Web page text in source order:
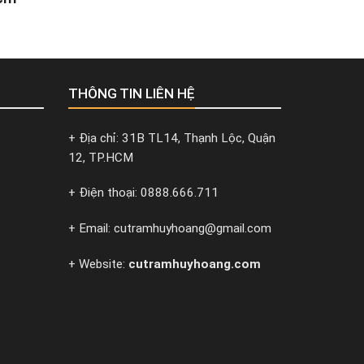
THÔNG TIN LIÊN HỆ
+ Địa chỉ: 31B TL14, Thạnh Lộc, Quận
12, TP.HCM
+ Điện thoại: 0888.666.711
+ Email: cutramhuyhoang@gmail.com
+ Website: cutramhuyhoang.com